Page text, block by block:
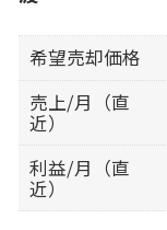
希望売却価格
売上/月（直
近）
利益/月（直
近）